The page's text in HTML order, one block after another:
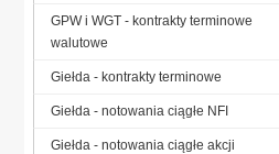
GPW i WGT - kontrakty terminowe
walutowe
Giełda - kontrakty terminowe
Giełda - notowania ciągłe NFI
Giełda - notowania ciągłe akcji